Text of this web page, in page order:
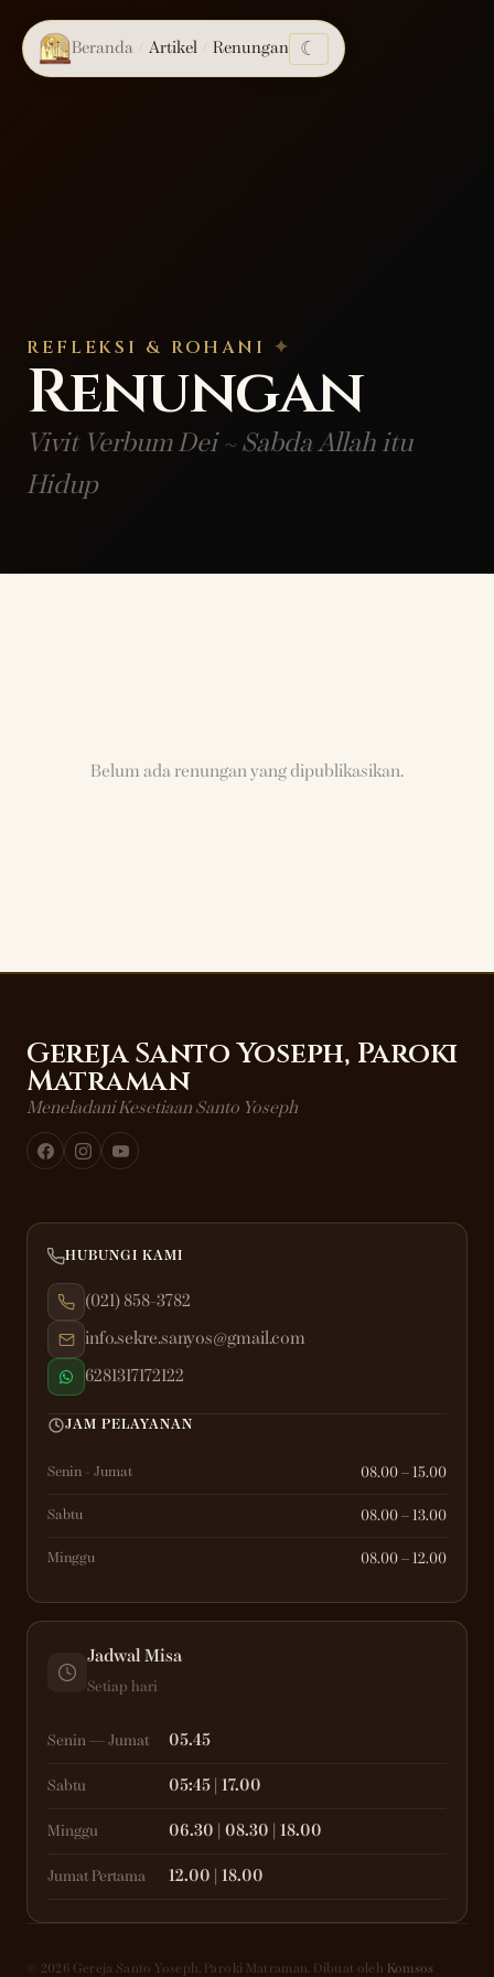
Beranda Artikel Renungan ☾
REFLEKSI & ROHANI
Renungan
Vivit Verbum Dei ~ Sabda Allah itu
Hidup
Belum ada renungan yang dipublikasikan.
Gereja Santo Yoseph, Paroki
Matraman
Meneladani Kesetiaan Santo Yoseph
HUBUNGI KAMI
(021) 858-3782
info.sekre.sanyos@gmail.com
6281317172122
JAM PELAYANAN
Senin - Jumat 08.00 – 15.00
Sabtu 08.00 – 13.00
Minggu 08.00 – 12.00
Jadwal Misa
Setiap hari
Senin — Jumat 05.45
Sabtu 05:45 | 17.00
Minggu 06.30 | 08.30 | 18.00
Jumat Pertama 12.00 | 18.00
© 2026 Gereja Santo Yoseph, Paroki Matraman. Dibuat oleh Komsos